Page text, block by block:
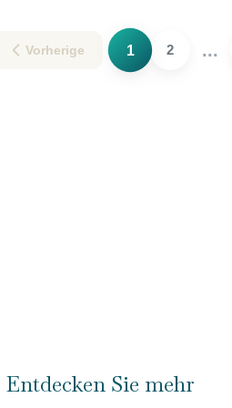
Vorherige 1 2 ...
Entdecken Sie mehr